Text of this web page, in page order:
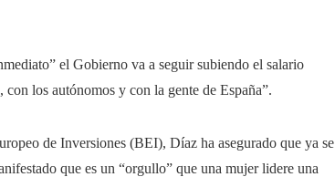
el Gobierno va a seguir subiendo el salario
los autónomos y con la gente de España”.
de Inversiones (BEI), Díaz ha asegurado que ya se
que es un “orgullo” que una mujer lidere una